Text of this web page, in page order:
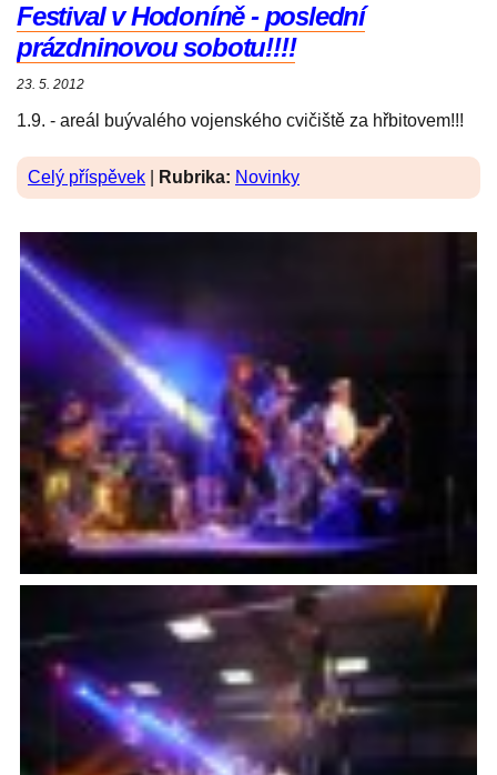
Festival v Hodoníně - poslední
prázdninovou sobotu!!!!
23. 5. 2012
1.9. - areál buývalého vojenského cvičiště za hřbitovem!!!
Celý příspěvek Rubrika: Novinky